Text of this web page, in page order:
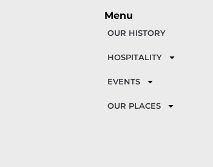
Menu
OUR HISTORY
HOSPITALITY
EVENTS
OUR PLACES